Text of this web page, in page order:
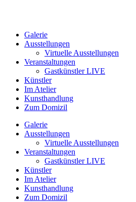
Galerie
Ausstellungen
Virtuelle Ausstellungen
Veranstaltungen
Gastkünstler LIVE
Künstler
Im Atelier
Kunsthandlung
Zum Domizil
Galerie
Ausstellungen
Virtuelle Ausstellungen
Veranstaltungen
Gastkünstler LIVE
Künstler
Im Atelier
Kunsthandlung
Zum Domizil